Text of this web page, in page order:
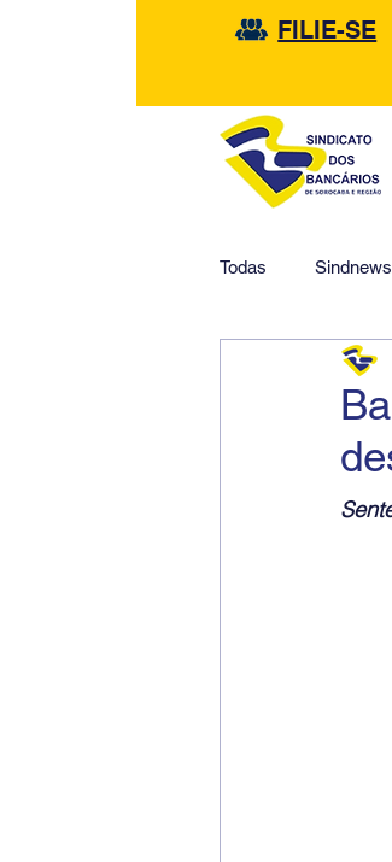
FILIE-SE
Todas Sindnews